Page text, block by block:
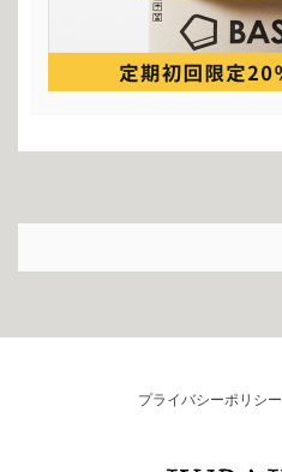
プライバシーポリシー